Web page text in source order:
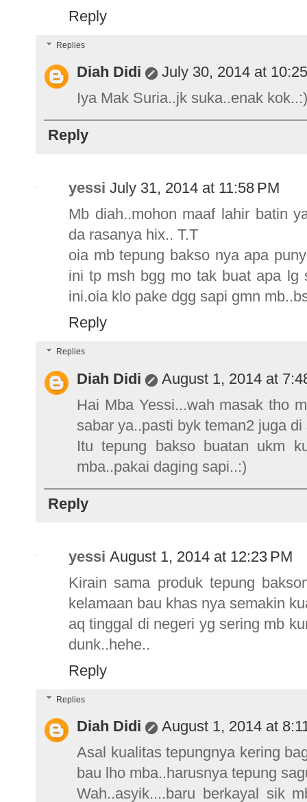
Reply
Replies
Diah Didi
July 30, 2014 at
Iya Mak Suria..jk suka..enak kok..:)
Reply
yessi July 31, 2014 at 11:58 PM
Mb diah..mohon maaf lahir batin
da rasanya hix.. T.T
oia mb tepung bakso nya apa
ini tp msh bgg mo tak buat apa lg
ini.oia klo pake dgg sapi gmn
Reply
Replies
Diah Didi
August 1, 2014 at
Hai Mba Yessi...wah masak tho
sabar ya..pasti byk teman2 juga di
Itu tepung bakso buatan ukm
mba..pakai daging sapi..:)
Reply
yessi August 1, 2014 at 12:23 PM
Kirain sama produk tepung
kelamaan bau khas nya semakin
aq tinggal di negeri yg sering mb
dunk..hehe..
Reply
Replies
Diah Didi
August 1, 2014 at
Asal kualitas tepungnya kering
bau lho mba..harusnya tepung
Wah..asyik....baru berkayal sik